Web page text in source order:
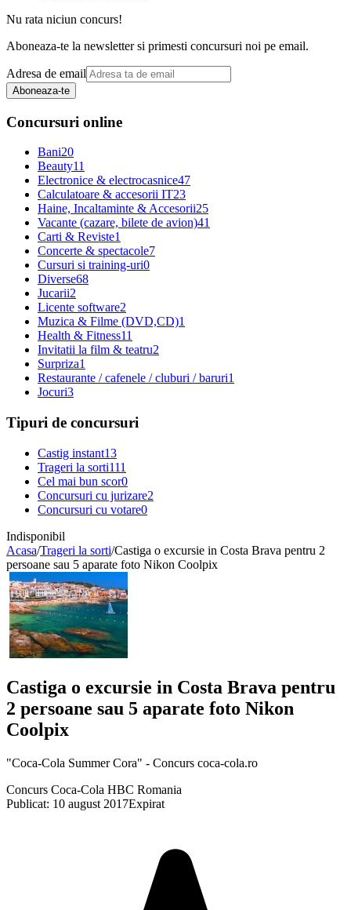
Nu rata niciun concurs!
Aboneaza-te la newsletter si primesti concursuri noi pe email.
Adresa de email
Aboneaza-te
Concursuri online
Bani20
Beauty11
Electronice & electrocasnice47
Calculatoare & accesorii IT23
Haine, Incaltaminte & Accesorii25
Vacante (cazare, bilete de avion)41
Carti & Reviste1
Concerte & spectacole7
Cursuri si training-uri0
Diverse68
Jucarii2
Licente software2
Muzica & Filme (DVD,CD)1
Health & Fitness11
Invitatii la film & teatru2
Surpriza1
Restaurante / cafenele / cluburi / baruri1
Jocuri3
Tipuri de concursuri
Castig instant13
Trageri la sorti111
Cel mai bun scor0
Concursuri cu jurizare2
Concursuri cu votare0
Indisponibil
Acasa/Trageri la sorti/Castiga o excursie in Costa Brava pentru 2
persoane sau 5 aparate foto Nikon Coolpix
Castiga o excursie in Costa Brava pentru
2 persoane sau 5 aparate foto Nikon
Coolpix
"Coca-Cola Summer Cora" - Concurs coca-cola.ro
Concurs Coca-Cola HBC Romania
Publicat: 10 august 2017Expirat